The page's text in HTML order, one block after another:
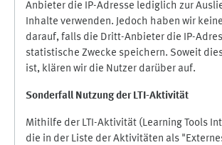
Anbieter die IP-Adresse lediglich zur
Inhalte verwenden. Jedoch haben wir
darauf, falls die Dritt-Anbieter die IP-
statistische Zwecke speichern. Soweit
ist, klären wir die Nutzer darüber auf.
Sonderfall Nutzung der LTI-Aktivität
Mithilfe der LTI-Aktivität (Learning Tools
die in der Liste der Aktivitäten als